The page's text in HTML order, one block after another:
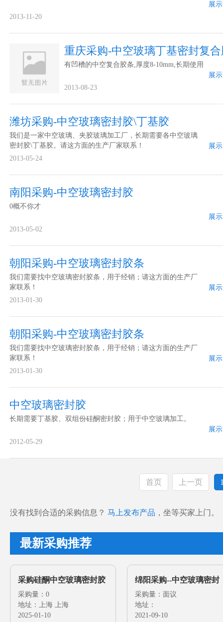
展
2013-11-20
重庆采购-中空玻璃丁基密封复
有凹槽的中空复合胶条,厚度8-10mm,长期使用
展
2013-08-23
潍坊采购-中空玻璃密封胶\丁基胶
我们是一家中空玻璃、夹胶玻璃加工厂，长期需要各中空玻璃
密封胶\丁基胶。请这方面的生产厂家联系！
展
2013-05-24
南阳采购-中空玻璃密封胶
0概不你才
展
2013-05-02
朝阳采购-中空玻璃密封胶条
我们需要找中空玻璃密封胶条，用于经销；请这方面的生产厂
家联系！
展
2013-01-30
朝阳采购-中空玻璃密封胶条
我们需要找中空玻璃密封胶条，用于经销；请这方面的生产厂
家联系！
展
2013-01-30
中空玻璃密封胶
长期需要丁基胶、双组份硅酮密封胶；用于中空玻璃加工。
展
2012-05-29
首页 上一页
没有找到合适的采购信息？ 马上发布产品 ，坐等买家上门。
最新采购推荐
采购硅酮中空玻璃密封胶
采购量：0
地址：上海 上海
2025-01-10
绵阳采购--中空玻璃密封
胶
采购量：面议
地址：
2021-09-10